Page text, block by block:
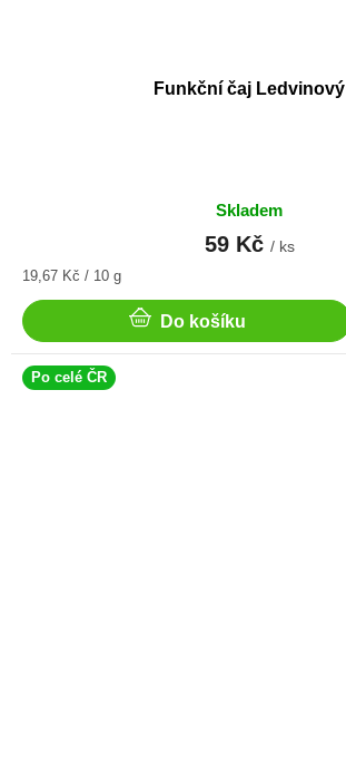
Funkční čaj Ledvinový
Skladem
59 Kč / ks
Měrná
19,67 Kč / 10 g
Do košíku
Po celé ČR